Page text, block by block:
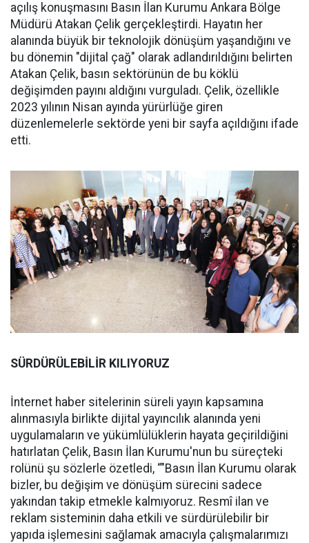
açılış konuşmasını Basın İlan Kurumu Ankara Bölge
Müdürü Atakan Çelik gerçekleştirdi. Hayatın her
alanında büyük bir teknolojik dönüşüm yaşandığını ve
bu dönemin "dijital çağ" olarak adlandırıldığını belirten
Atakan Çelik, basın sektörünün de bu köklü
değişimden payını aldığını vurguladı. Çelik, özellikle
2023 yılının Nisan ayında yürürlüğe giren
düzenlemelerle sektörde yeni bir sayfa açıldığını ifade
etti.
SÜRDÜRÜLEBİLİR KILIYORUZ
İnternet haber sitelerinin süreli yayın kapsamına
alınmasıyla birlikte dijital yayıncılık alanında yeni
uygulamaların ve yükümlülüklerin hayata geçirildiğini
hatırlatan Çelik, Basın İlan Kurumu'nun bu süreçteki
rolünü şu sözlerle özetledi, “"Basın İlan Kurumu olarak
bizler, bu değişim ve dönüşüm sürecini sadece
yakından takip etmekle kalmıyoruz. Resmî ilan ve
reklam sisteminin daha etkili ve sürdürülebilir bir
yapıda işlemesini sağlamak amacıyla çalışmalarımızı